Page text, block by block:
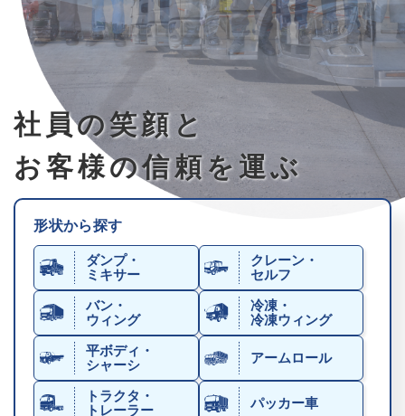
社員の笑顔と
お客様の信頼を運ぶ
形状から探す
ダンプ・
ミキサー
クレーン・
セルフ
バン・
ウィング
冷凍・
冷凍ウィング
平ボディ・
シャーシ
アームロール
トラクタ・
トレーラー
パッカー車